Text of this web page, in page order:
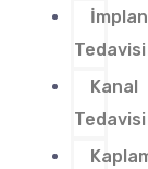
Tedavisi
Kanal
Tedavisi